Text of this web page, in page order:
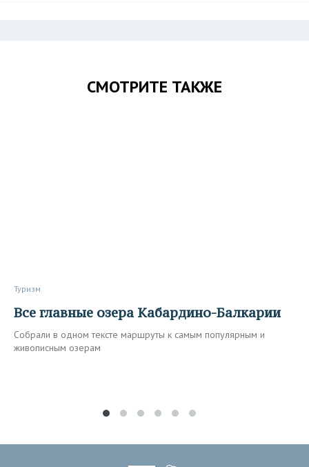
СМОТРИТЕ ТАКЖЕ
Туризм
Все главные озера Кабардино-Балкарии
Собрали в одном тексте маршруты к самым популярным и
живописным озерам